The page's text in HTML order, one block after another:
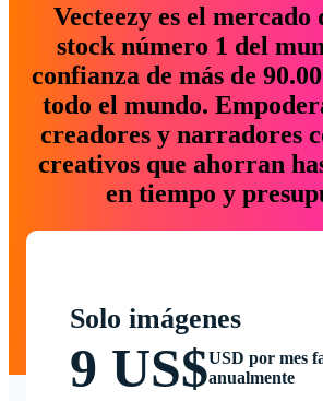
Vecteezy es el mercado
stock número 1 del
confianza de más de
todo el mundo.
creadores y narradores
creativos que ahorran
en tiempo y
Solo imágenes
9 US$USD por mes
anualmente